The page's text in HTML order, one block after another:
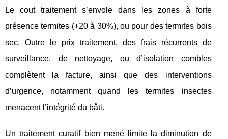
Le cout traitement s’envole dans les zones à forte
présence termites (+20 à 30%), ou pour des termites bois
sec. Outre le prix traitement, des frais récurrents de
surveillance, de nettoyage, ou d’isolation combles
complètent la facture, ainsi que des interventions
d’urgence, notamment quand les termites insectes
menacent l’intégrité du bâti.
Un traitement curatif bien mené limite la diminution de